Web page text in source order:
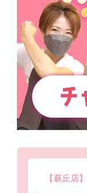
【萩丘店】